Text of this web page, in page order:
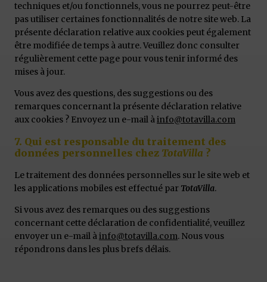
techniques et/ou fonctionnels, vous ne pourrez peut-être
pas utiliser certaines fonctionnalités de notre site web. La
présente déclaration relative aux cookies peut également
être modifiée de temps à autre. Veuillez donc consulter
régulièrement cette page pour vous tenir informé des
mises à jour.
Vous avez des questions, des suggestions ou des
remarques concernant la présente déclaration relative
aux cookies ? Envoyez un e-mail àinfo@totavilla.com
7. Qui est responsable du traitement des
données personnelles chez TotaVilla ?
Le traitement des données personnelles sur le site web et
les applications mobiles est effectué par TotaVilla.
Si vous avez des remarques ou des suggestions
concernant cette déclaration de confidentialité, veuillez
envoyer un e-mail àinfo@totavilla.com. Nous vous
répondrons dans les plus brefs délais.